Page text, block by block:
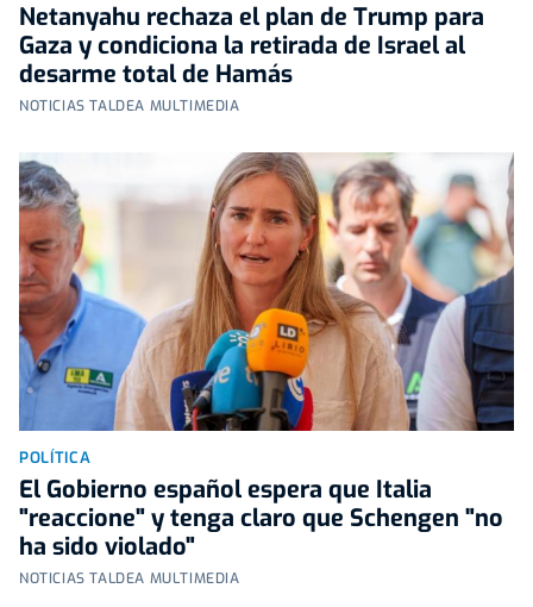
Netanyahu rechaza el plan de Trump para
Gaza y condiciona la retirada de Israel al
desarme total de Hamás
NOTICIAS TALDEA MULTIMEDIA
POLÍTICA
El Gobierno español espera que Italia
"reaccione" y tenga claro que Schengen "no
ha sido violado"
NOTICIAS TALDEA MULTIMEDIA